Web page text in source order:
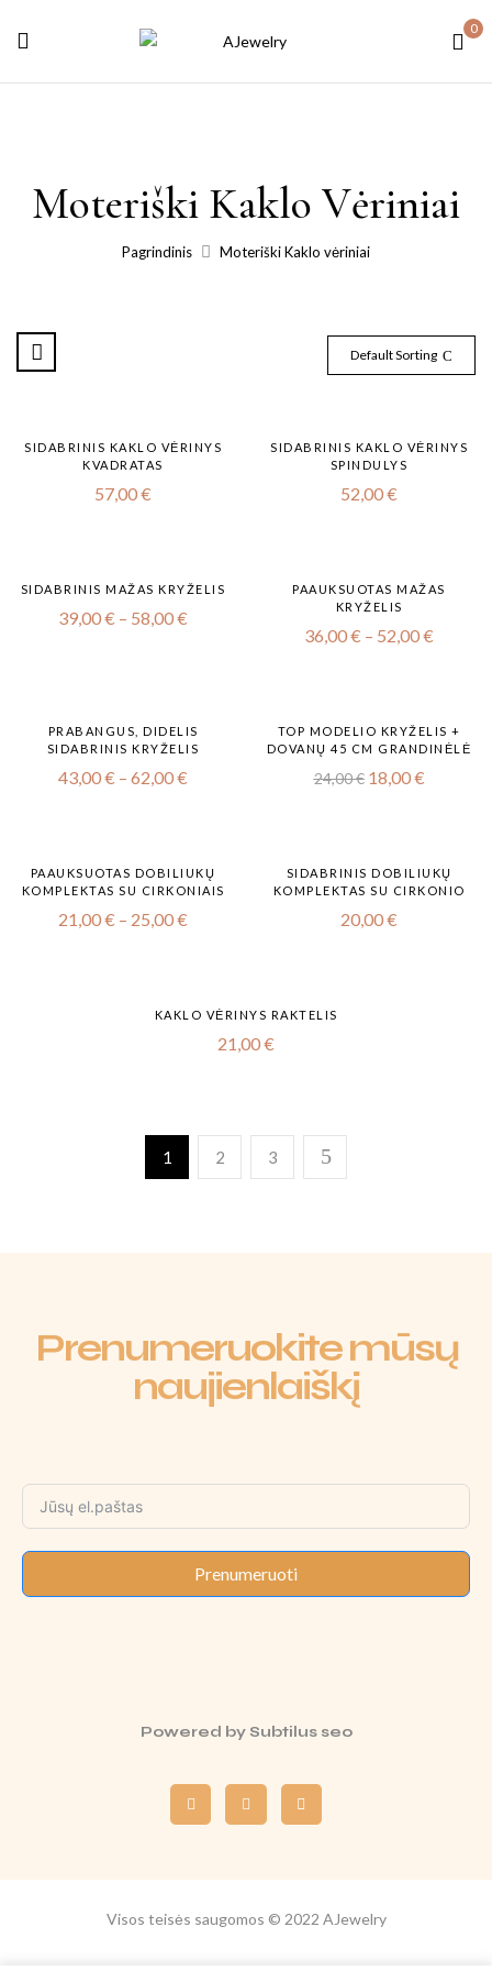
0
Moteriški Kaklo Vėriniai
Pagrindinis Moteriški Kaklo vėriniai
Default Sorting
SIDABRINIS KAKLO VĖRINYS
KVADRATAS
57,00€
SIDABRINIS KAKLO VĖRINYS
SPINDULYS
52,00€
SIDABRINIS MAŽAS KRYŽELIS
39,00€ – 58,00€
PAAUKSUOTAS MAŽAS
KRYŽELIS
36,00€ – 52,00€
PRABANGUS, DIDELIS
SIDABRINIS KRYŽELIS
43,00€ – 62,00€
TOP MODELIO KRYŽELIS +
DOVANŲ 45 CM GRANDINĖLĖ
24,00€ 18,00€
PAAUKSUOTAS DOBILIUKŲ
KOMPLEKTAS SU CIRKONIAIS
21,00€ – 25,00€
SIDABRINIS DOBILIUKŲ
KOMPLEKTAS SU CIRKONIO
20,00€
KAKLO VĖRINYS RAKTELIS
21,00€
1 2 3
Prenumeruokite mūsų
naujienlaiškį
Prenumeruoti
Powered bySubtilus seo
Visos teisės saugomos © 2022 AJewelry